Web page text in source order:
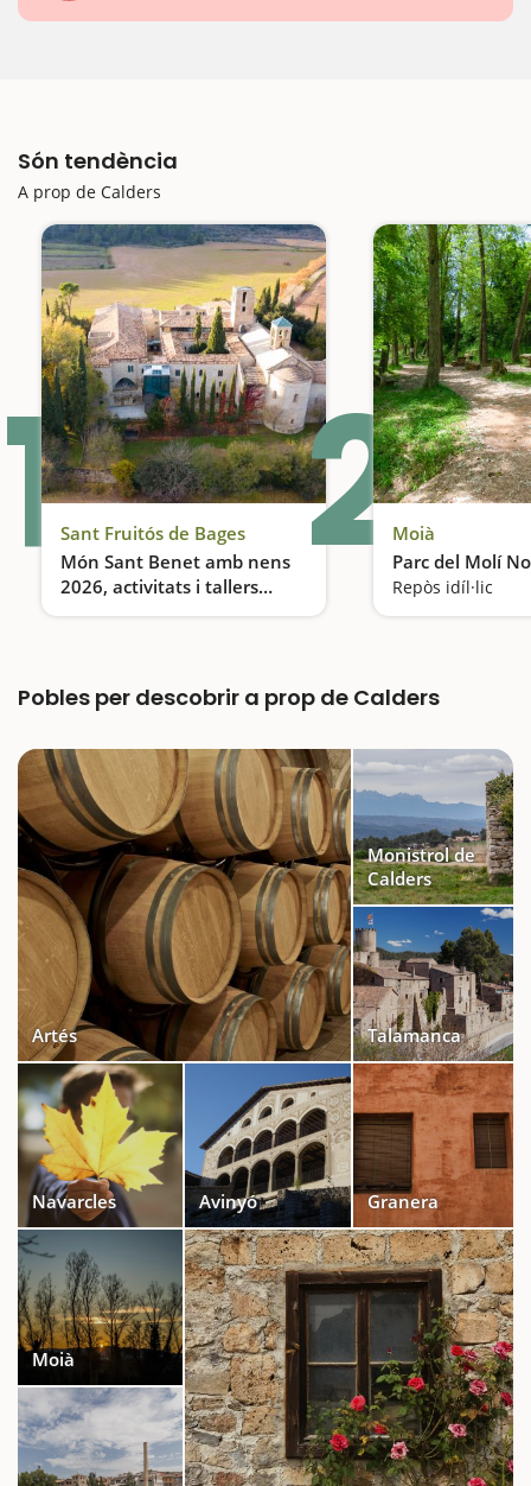
Són tendència
A prop de Calders
1Sant Fruitós de Bages
Món Sant Benet amb nens
2026, activitats i tallers
familiars
Un viatge al passat en un entorn natural espectacular
2Moià
Parc del Molí
Repòs idíl·lic
Pobles per descobrir a prop de Calders
Artés
Monistrol de
Calders
Talamanca
Navarcles Avinyó Granera
Moià